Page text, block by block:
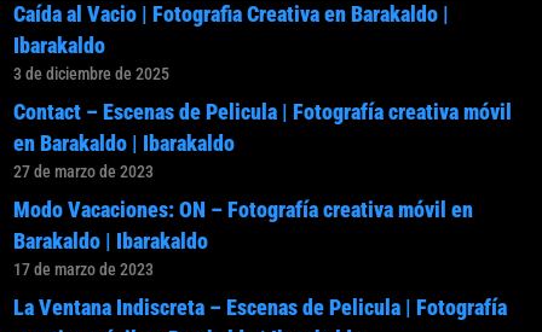
Caída al Vacio | Fotografia Creativa en Barakaldo |
Ibarakaldo
3 de diciembre de 2025
Contact – Escenas de Pelicula | Fotografía creativa móvil
en Barakaldo | Ibarakaldo
27 de marzo de 2023
Modo Vacaciones: ON – Fotografía creativa móvil en
Barakaldo | Ibarakaldo
17 de marzo de 2023
La Ventana Indiscreta – Escenas de Pelicula | Fotografía